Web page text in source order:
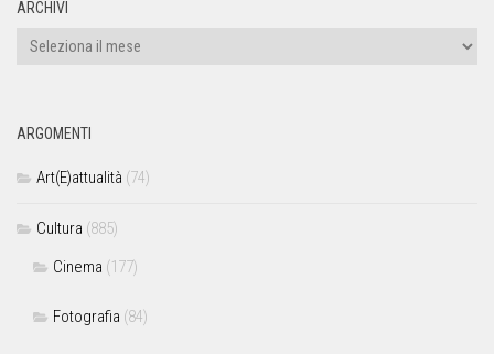
ARCHIVI
ARGOMENTI
Art(E)attualità (74)
Cultura (885)
Cinema (177)
Fotografia (84)